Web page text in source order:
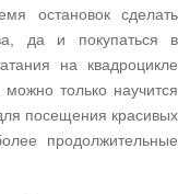
остановок сделать
да и покупаться в
на квадроцикле
только научится
посещения красивых
продолжительные